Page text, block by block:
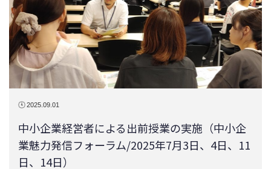
中小企業経営者による出前授業の実施（中小企
業魅力発信フォーラム/2025年7月3日、4日、11
日、14日）
2025年度実施
一般社団法人兵庫県中小企業家同友会が甲南大学、関西
学院大学、神戸学院大学、兵庫県立大学と連…
一般社団法人兵庫県中小企業家同友会